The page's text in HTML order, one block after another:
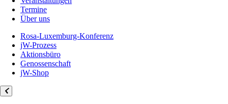
Termine
Über uns
Rosa-Luxemburg-Konferenz
jW-Prozess
Aktionsbüro
Genossenschaft
jW-Shop